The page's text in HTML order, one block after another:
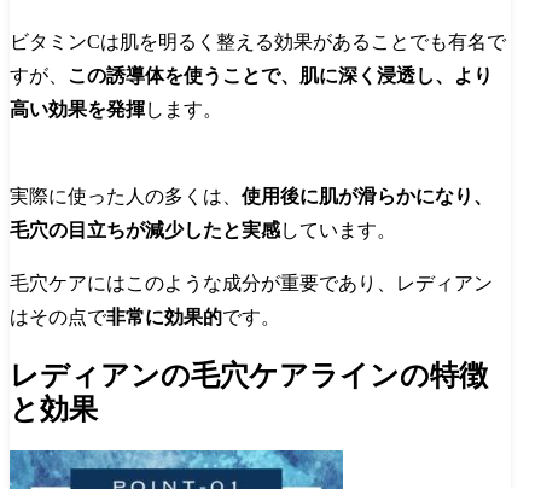
ビタミンCは肌を明るく整える効果があることでも有名で
すが、 この誘導体を使うことで、肌に深く浸透し、より
高い効果を発揮します。
実際に使った人の多くは、 使用後に肌が滑らかになり、
毛穴の目立ちが減少したと実感しています。
毛穴ケアにはこのような成分が重要であり、レディアン
はその点で非常に効果的です。
レディアンの毛穴ケアラインの特徴
と効果